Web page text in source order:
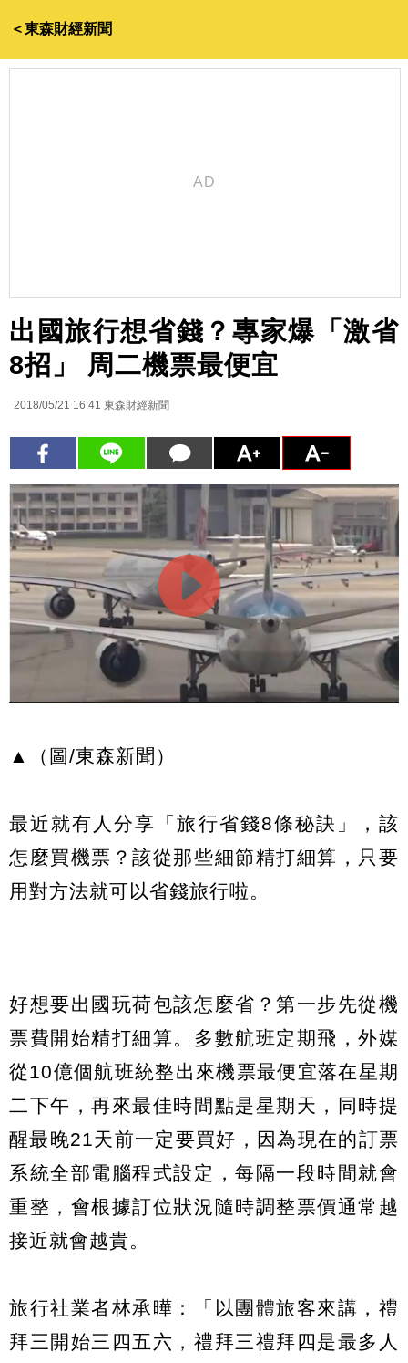
＜東森財經新聞
出國旅行想省錢？專家爆「激省
8招」 周二機票最便宜
2018/05/21 16:41 東森財經新聞
▲（圖/東森新聞）
最近就有人分享「旅行省錢8條秘訣」，該
怎麼買機票？該從那些細節精打細算，只要
用對方法就可以省錢旅行啦。
好想要出國玩荷包該怎麼省？第一步先從機
票費開始精打細算。多數航班定期飛，外媒
從10億個航班統整出來機票最便宜落在星期
二下午，再來最佳時間點是星期天，同時提
醒最晚21天前一定要買好，因為現在的訂票
系統全部電腦程式設定，每隔一段時間就會
重整，會根據訂位狀況隨時調整票價通常越
接近就會越貴。
旅行社業者林承曄：「以團體旅客來講，禮
拜三開始三四五六，禮拜三禮拜四是最多人